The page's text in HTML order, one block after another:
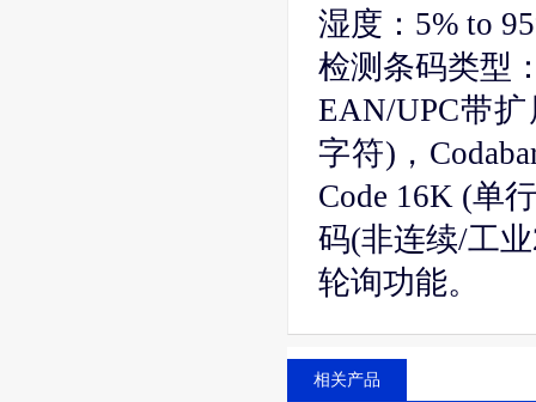
湿度：5% to
检测条码类型
EAN/UPC带
字符)，
Code 16K (单
码(非连续/工
轮询功能。
相关产品